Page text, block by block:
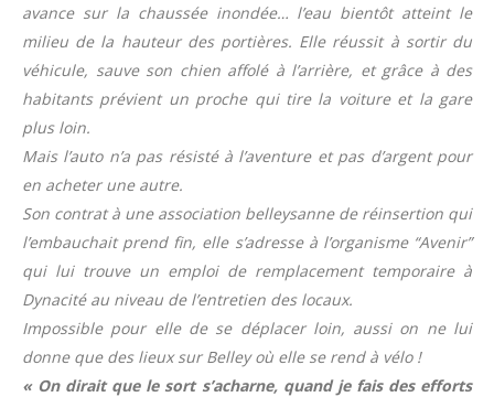
avance sur la chaussée inondée… l’eau bientôt atteint le
milieu de la hauteur des portières. Elle réussit à sortir du
véhicule, sauve son chien affolé à l’arrière, et grâce à des
habitants prévient un proche qui tire la voiture et la gare
plus loin.
Mais l’auto n’a pas résisté à l’aventure et pas d’argent pour
en acheter une autre.
Son contrat à une association belleysanne de réinsertion qui
l’embauchait prend fin, elle s’adresse à l’organisme “Avenir”
qui lui trouve un emploi de remplacement temporaire à
Dynacité au niveau de l’entretien des locaux.
Impossible pour elle de se déplacer loin, aussi on ne lui
donne que des lieux sur Belley où elle se rend à vélo !
« On dirait que le sort s’acharne, quand je fais des efforts